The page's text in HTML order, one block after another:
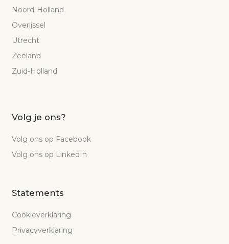
Noord-Holland
Overijssel
Utrecht
Zeeland
Zuid-Holland
Volg je ons?
Volg ons op Facebook
Volg ons op LinkedIn
Statements
Cookieverklaring
Privacyverklaring